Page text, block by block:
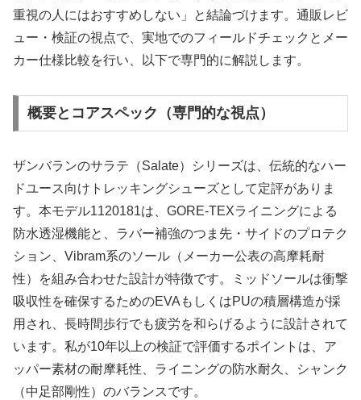
重視の人にはおすすめしない」と結論づけます。通販レビ
ュー・検証の視点で、実地でのフィールドチェックとメー
カー仕様比較を行い、以下で専門的に解説します。
概要とコアスペック（専門的な視点）
ザンバランのサラテ（Salate）シリーズは、伝統的なハー
ドユース向けトレッキングシューズとして定評がありま
す。本モデル1120181は、GORE-TEXライニングによる
防水透湿機能と、ラバー補強のつま先・サイドのプロテク
ション、Vibram系のソール（メーカー公表の高摩耗耐
性）を組み合わせた設計が特徴です。ミッドソールは衝撃
吸収性を確保するためのEVAもしくはPUの積層構造が採
用され、長時間歩行でも疲労を和らげるように設計されて
います。私が10年以上の検証で評価するポイントは、ア
ッパー素材の耐摩耗性、ライニングの防水耐久、シャンク
（中足部剛性）のバランスです。